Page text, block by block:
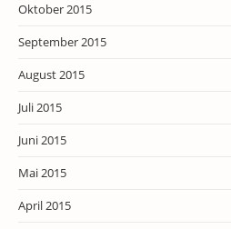
Oktober 2015
September 2015
August 2015
Juli 2015
Juni 2015
Mai 2015
April 2015